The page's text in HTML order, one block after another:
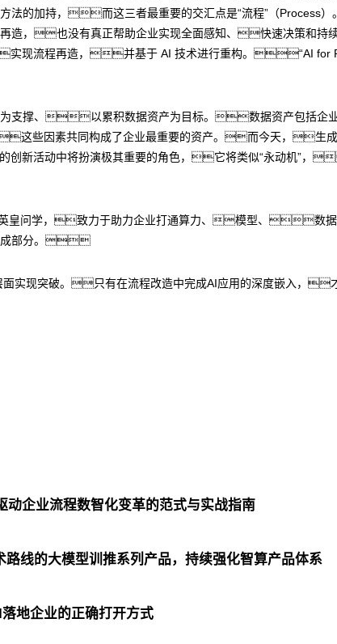
的加持，而这三者最重要的交汇点是“流程”（Process
再造，也没有真正帮助企业实现全面感知、快速决策
现流程再造，并基于 AI 技术进行重构。“AI for
支撑、以累积数据资产为目标。数据资产包括企
这些因素共同构成了企业最重要的资产。而今天，生成
活动中将扮演极其重要的角色，它将类似“永动机”，
皇问学，致力于助力企业打通算力、模型、数
成部分。
现突破。只有在流程改造中完成AI应用的深度嵌入，
企业流程数智化变革的范式与实战指南
线的大模型训推系列产品，持续强化智算产品体系
地企业的正确打开方式